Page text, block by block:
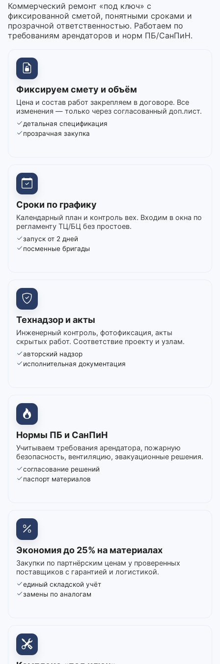
Коммерческий ремонт «под ключ» с
фиксированной сметой, понятными сроками и
прозрачной ответственностью. Работаем по
требованиям арендаторов и норм ПБ/СанПиН.
Фиксируем смету и объём
Цена и состав работ закрепляем в договоре. Все
изменения — только через согласованный доп.лист.
детальная спецификация
прозрачная закупка
Сроки по графику
Календарный план и контроль вех. Входим в окна по
регламенту ТЦ/БЦ без простоев.
запуск от 2 дней
посменные бригады
Технадзор и акты
Инженерный контроль, фотофиксация, акты
скрытых работ. Соответствие проекту и узлам.
авторский надзор
исполнительная документация
Нормы ПБ и СанПиН
Учитываем требования арендатора, пожарную
безопасность, вентиляцию, эвакуационные решения.
согласование решений
паспорт материалов
Экономия до 25% на материалах
Закупки по партнёрским ценам у проверенных
поставщиков с гарантией и логистикой.
единый складской учёт
замены по аналогам